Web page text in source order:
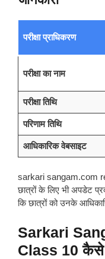
परीक्षा प्राधिकरण
परीक्षा का नाम
परीक्षा तिथि
परिणाम तिथि
आधिकारिक वेबसाइट
sarkari sangam.com
छात्रों के लिए भी अपडेट
कि छात्रों को उनके
Sarkari
Class 10